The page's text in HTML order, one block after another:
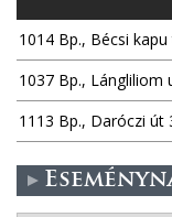
1014 Bp., Bécsi
1037 Bp., Lángliliom
1113 Bp., Daróczi út